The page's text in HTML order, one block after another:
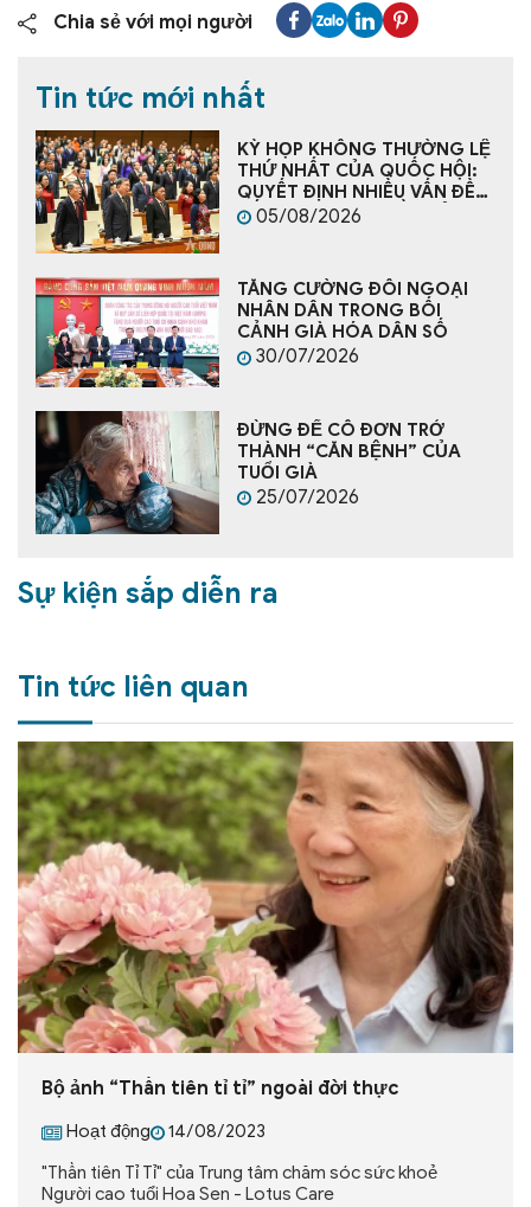
Chia sẻ với mọi người
Tin tức mới nhất
KỲ HỌP KHÔNG THƯỜNG LỆ
THỨ NHẤT CỦA QUỐC HỘI:
QUYẾT ĐỊNH NHIỀU VẤN ĐỀ
CẤP BÁCH, TẠO NỀN TẢNG
05/08/2026
TĂNG CƯỜNG ĐỐI NGOẠI
NHÂN DÂN TRONG BỐI
CẢNH GIÀ HÓA DÂN SỐ
30/07/2026
ĐỪNG ĐỂ CÔ ĐƠN TRỞ
THÀNH “CĂN BỆNH” CỦA
TUỔI GIÀ
25/07/2026
Sự kiện sắp diễn ra
Tin tức liên quan
Bộ ảnh “Thần tiên tỉ tỉ” ngoài đời thực
Hoạt động
14/08/2023
"Thần tiên Tỉ Tỉ" của Trung tâm chăm sóc sức khoẻ
Người cao tuổi Hoa Sen - Lotus Care